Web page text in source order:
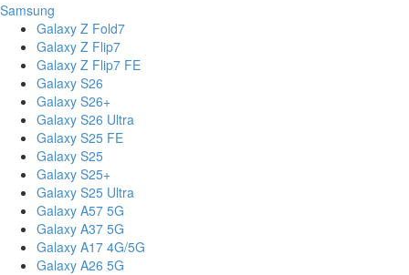
Samsung
Galaxy Z Fold7
Galaxy Z Flip7
Galaxy Z Flip7 FE
Galaxy S26
Galaxy S26+
Galaxy S26 Ultra
Galaxy S25 FE
Galaxy S25
Galaxy S25+
Galaxy S25 Ultra
Galaxy A57 5G
Galaxy A37 5G
Galaxy A17 4G/5G
Galaxy A26 5G